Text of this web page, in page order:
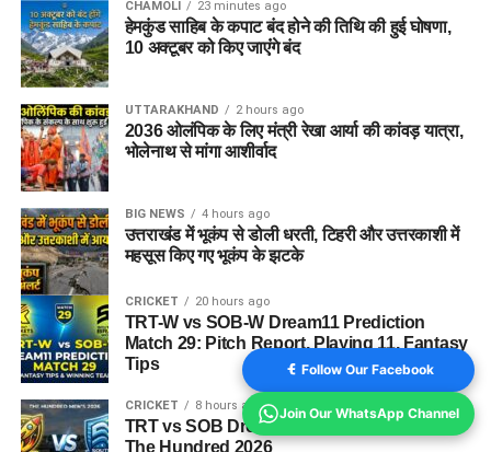
CHAMOLI 23 minutes ago
हेमकुंड साहिब के कपाट बंद होने की तिथि की हुई घोषणा,
10 अक्टूबर को किए जाएंंगे बंद
UTTARAKHAND 2 hours ago
2036 ओलंपिक के लिए मंत्री रेखा आर्या की कांवड़ यात्रा,
भोलेनाथ से मांगा आशीर्वाद
BIG NEWS 4 hours ago
उत्तराखंड में भूकंप से डोली धरती, टिहरी और उत्तरकाशी में
महसूस किए गए भूकंप के झटके
CRICKET 20 hours ago
TRT-W vs SOB-W Dream11 Prediction
Match 29: Pitch Report, Playing 11, Fantasy
Tips
CRICKET 8 hours ago
TRT vs SOB Dream11 Prediction Match 29:
The Hundred 2026
Follow Our Facebook
Join Our WhatsApp Channel